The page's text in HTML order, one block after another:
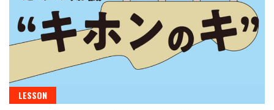
LESSON